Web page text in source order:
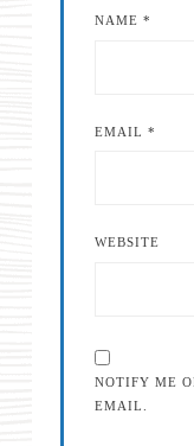
NAME *
EMAIL *
WEBSITE
NOTIFY ME
EMAIL.